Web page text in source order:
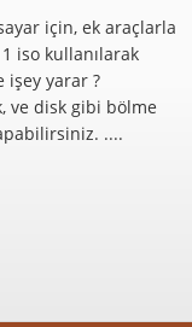
için, ek araçlarla
iso kullanılarak
işey yarar ?
ve disk gibi bölme
....